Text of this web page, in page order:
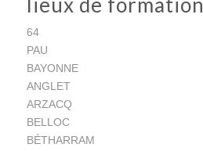
64
PAU
BAYONNE
ANGLET
ARZACQ
BELLOC
BÉTHARRAM